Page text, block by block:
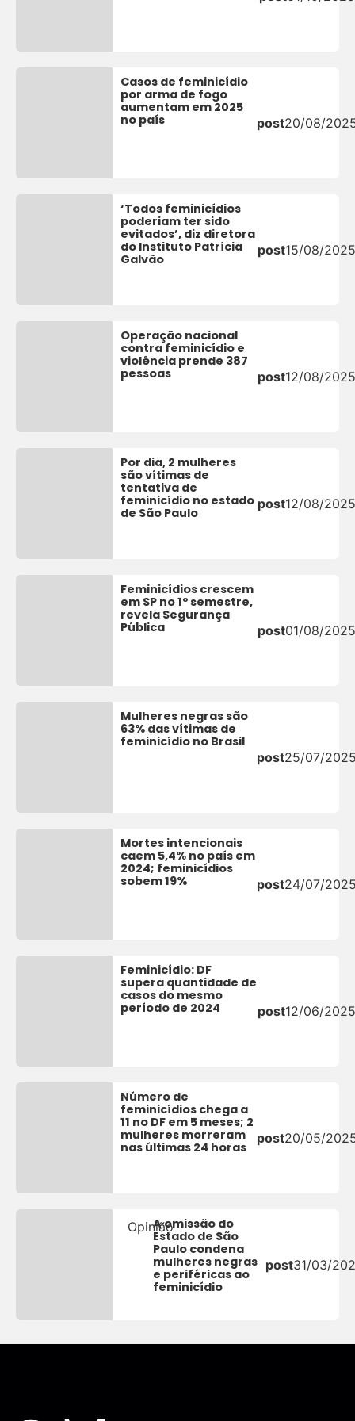
Casos de feminicídio
por arma de fogo
aumentam em 2025
no país
post20/08/
‘Todos feminicídios
poderiam ter sido
evitados’, diz diretora
do Instituto Patrícia
Galvão
post15/08/
Operação nacional
contra feminicídio e
violência prende 387
pessoas
post12/08/
Por dia, 2 mulheres
são vítimas de
tentativa de
feminicídio no estado
de São Paulo
post12/08/
Feminicídios crescem
em SP no 1º semestre,
revela Segurança
Pública
post01/08/
Mulheres negras são
63% das vítimas de
feminicídio no Brasil
post25/07/
Mortes intencionais
caem 5,4% no país em
2024; feminicídios
sobem 19%
post24/07/
Feminicídio: DF
supera quantidade de
casos do mesmo
período de 2024
post12/06/
Número de
feminicídios chega a
11 no DF em 5 meses; 2
mulheres morreram
nas últimas 24 horas
post20/05/
OpiniãoA omissão do
Estado de São
Paulo condena
mulheres negras
e periféricas ao
feminicídio
post31/03/